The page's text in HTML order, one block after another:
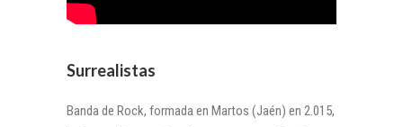
Surrealistas
Banda de Rock, formada en Martos (Jaén) en 2.015,